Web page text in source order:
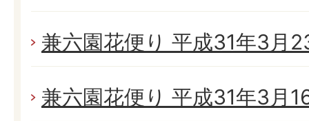
兼六園花便り 平成31年3月
兼六園花便り 平成31年3月